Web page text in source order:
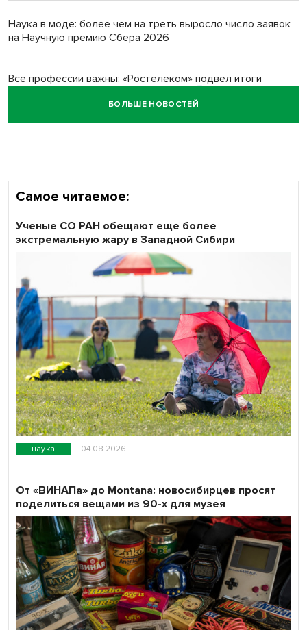
Обновлённое отделение ВТБ открылось в Искитиме
Наука в моде: более чем на треть выросло число заявок
на Научную премию Сбера 2026
Все профессии важны: «Ростелеком» подвел итоги
БОЛЬШЕ НОВОСТЕЙ
Самое читаемое:
наука 04.08.2026
Ученые СО РАН обещают еще более
экстремальную жару в Западной Сибири
От «ВИНАПа» до Montana: новосибирцев просят
поделиться вещами из 90-х для музея